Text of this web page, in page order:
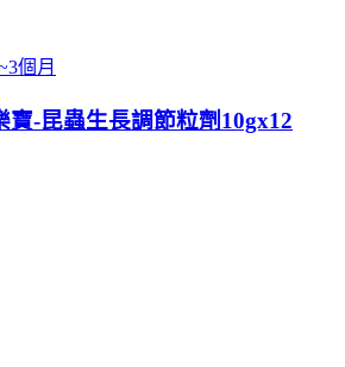
個月
寶-昆蟲生長調節粒劑10gx12